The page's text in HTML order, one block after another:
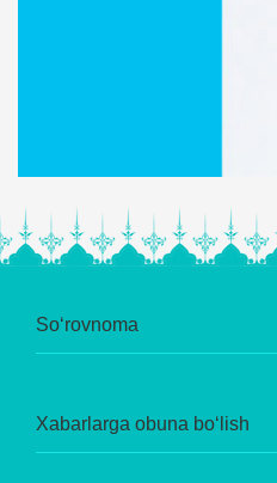
So‘rovnoma
Xabarlarga obuna bo‘lish